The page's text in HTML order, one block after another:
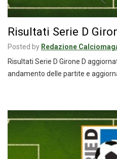
Risultati Serie D
Posted by Redazione
Risultati Serie D Girone D
andamento delle partite e